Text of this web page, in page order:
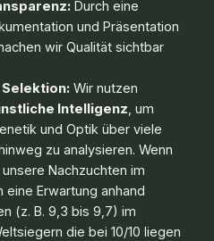
Durch eine
und Präsentation
wir Qualität sichtbar
Wir nutzen
Intelligenz, um
und Optik über viele
zu analysieren. Wenn
Nachzuchten im
eine Erwartung anhand
(z. B. 9,3 bis 9,7) im
die bei 10/10 liegen